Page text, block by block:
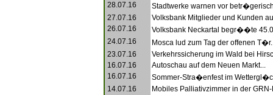
28.07.16
Stadtwerke warnen vor
27.07.16
Volksbank Mitglieder und Kunden
26.07.16
Volksbank Neckartal begr��te
24.07.16
Mosca lud zum Tag der offenen
23.07.16
Verkehrssicherung im Wald bei
16.07.16
Autoschau auf dem Neuen Markt...
16.07.16
Sommer-Stra�enfest im
14.07.16
Mobiles Palliativzimmer in der